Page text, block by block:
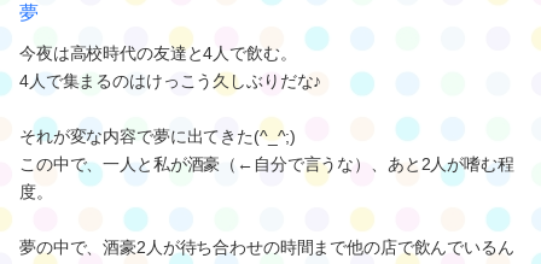
夢
今夜は高校時代の友達と4人で飲む。
4人で集まるのはけっこう久しぶりだな♪
それが変な内容で夢に出てきた(^_^;)
この中で、一人と私が酒豪（←自分で言うな）、あと2人が嗜む程
度。
夢の中で、酒豪2人が待ち合わせの時間まで他の店で飲んでいるん